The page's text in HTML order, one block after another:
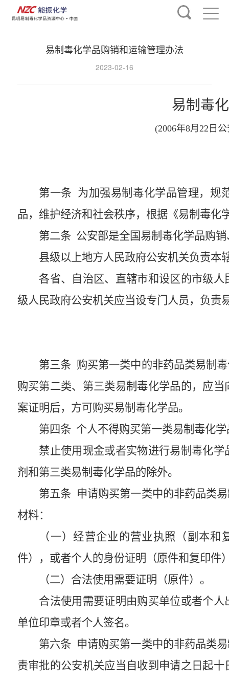
易制毒化学品购销和运输管理办法
2023-02-16
易制毒
(2006年8月22日
第一条 为加强易制毒化学品管理，规
品，维护经济和社会秩序，根据《易制毒化
第二条 公安部是全国易制毒化学品购
县级以上地方人民政府公安机关负责本
各省、自治区、直辖市和设区的市级
级人民政府公安机关应当设专门人员，负责
第三条 购买第一类中的非药品类易制
购买第二类、第三类易制毒化学品的，应
案证明后，方可购买易制毒化学品。
第四条 个人不得购买第一类易制毒化
禁止使用现金或者实物进行易制毒化
剂和第三类易制毒化学品的除外。
第五条 申请购买第一类中的非药品类
材料：
（一）经营企业的营业执照（副本
件），或者个人的身份证明（原件和复印件
（二）合法使用需要证明（原件）。
合法使用需要证明由购买单位或者个
单位印章或者个人签名。
第六条 申请购买第一类中的非药品类
责审批的公安机关应当自收到申请之日起